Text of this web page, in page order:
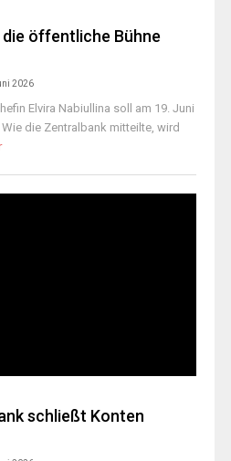
öffentliche Bühne
2026
Elvira Nabiullina soll am 19. Juni
die Zentralbank mitteilte, wird
schließt Konten